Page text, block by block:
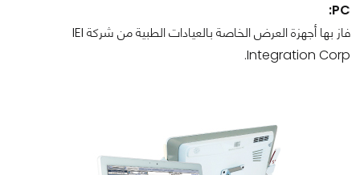
PC:
فاز بها أجهزة العرض الخاصة بالعيادات الطبية من شركة IEI
Integration Corp.